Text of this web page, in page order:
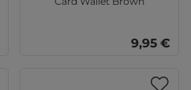
9,95 €